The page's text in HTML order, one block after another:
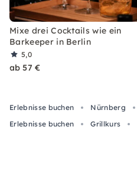
Mixe drei Cocktails wie ein
Barkeeper in Berlin
5,0
ab 57 €
Erlebnisse buchen Nürnberg
Erlebnisse buchen
Grillkurs